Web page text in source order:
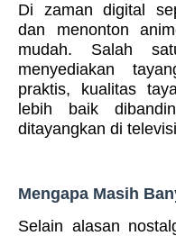
Di zaman digital
dan menonton
mudah. Salah
menyediakan
praktis, kualitas
lebih baik
ditayangkan di
Mengapa Masih
Selain alasan